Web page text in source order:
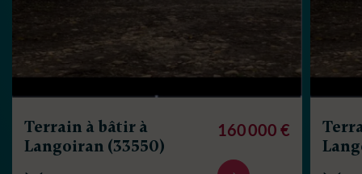
Terrain à bâtir à
Langoiran (33550)
160 000 €